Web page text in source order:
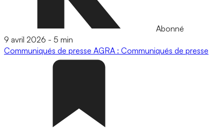
Abonné
9 avril 2026 - 5 min
Communiqués de presse AGRA : Communiqués de presse